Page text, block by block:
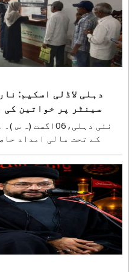
دہلی لاڈلی اسکیم:
سینٹر پر خواتین کی
کے تحت مالی امداد
دہلی کے این وی کے سینٹر
درخواست گزار خواتین